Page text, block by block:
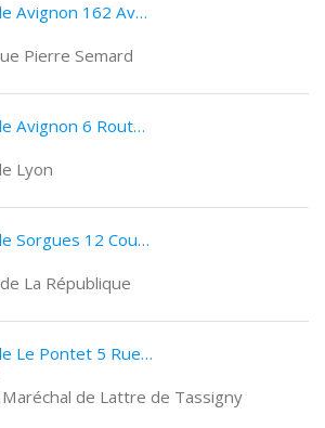
Société Générale Avignon 162 Avenue Pierre Semard
Pierre Semard
Société Générale Avignon 6 Route de Lyon
Lyon
Société Générale Sorgues 12 Cours de La République
La République
Société Générale Le Pontet 5 Rue Du Maréchal de Lattre de Tassigny
de Lattre de Tassigny